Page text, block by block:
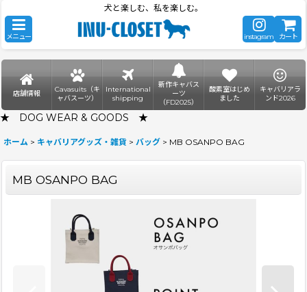
犬と楽しむ、私を楽しむ。
メニュー instagram カート
店舗情報
Cavasuits（キ
ャバスーツ）
International
shipping
新作キャバス
ーツ
（FD2025）
酸素室はじめ
ました
キャバリアラ
ンド2026
★ DOG WEAR & GOODS ★
ホーム > キャバリアグッズ・雑貨 > バッグ > MB OSANPO BAG
MB OSANPO BAG